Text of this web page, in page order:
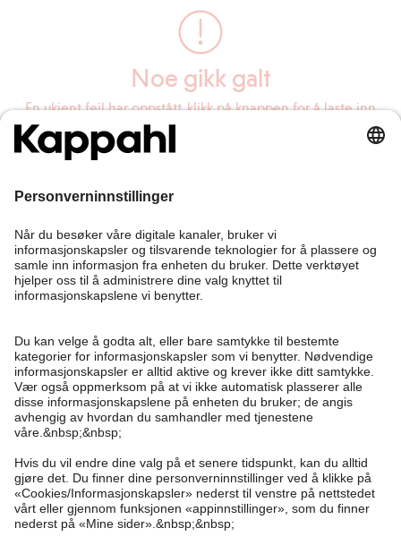
Noe gikk galt
En ukjent feil har oppstått, klikk på knappen for å laste inn
siden på nytt.